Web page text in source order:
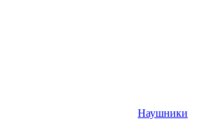
Наушники